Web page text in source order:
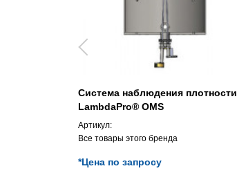
Система наблюдения плотности
LambdaPro® OMS
Артикул:
Все товары этого бренда
*Цена по запросу